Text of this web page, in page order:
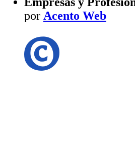
por Acento Web